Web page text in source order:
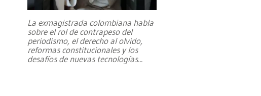
La exmagistrada colombiana habla
sobre el rol de contrapeso del
periodismo, el derecho al olvido,
reformas constitucionales y los
desafíos de nuevas tecnologías...